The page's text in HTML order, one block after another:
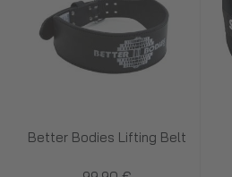
Better Bodies Lifting Belt